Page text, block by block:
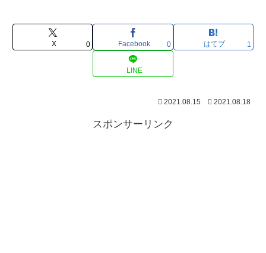
X 0 Facebook 0 はてブ 1
LINE
2021.08.15 2021.08.18
スポンサーリンク